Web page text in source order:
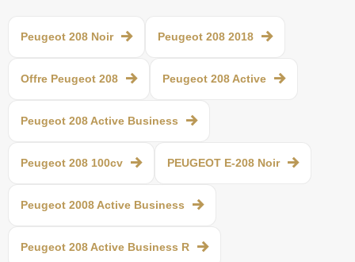
Peugeot 208 Noir Peugeot 208 2018
Offre Peugeot 208 Peugeot 208 Active
Peugeot 208 Active Business
Peugeot 208 100cv PEUGEOT E-208 Noir
Peugeot 2008 Active Business
Peugeot 208 Active Business R